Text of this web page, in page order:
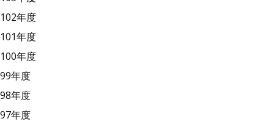
102年度
101年度
100年度
99年度
98年度
97年度